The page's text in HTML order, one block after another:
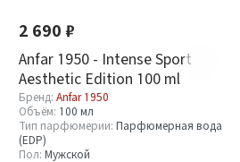
2 690 ₽
Anfar 1950 - Intense Sport
Aesthetic Edition 100 ml
Бренд: Anfar 1950
Объём: 100 мл
Тип парфюмерии: Парфюмерная вода
(EDP)
Пол: Мужской